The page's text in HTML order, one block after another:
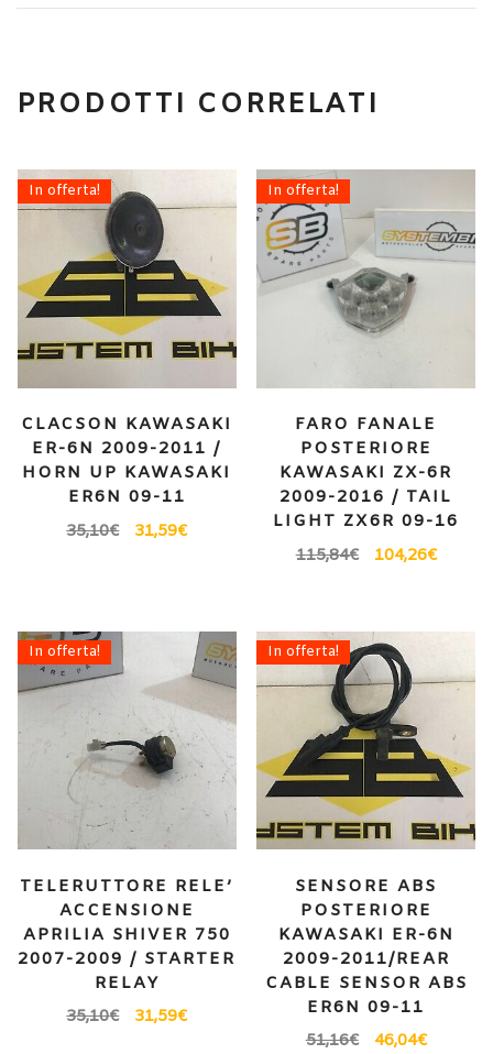
PRODOTTI CORRELATI
In offerta!
CLACSON KAWASAKI
ER-6N 2009-2011 /
HORN UP KAWASAKI
ER6N 09-11
35,10€ 31,59€
In offerta!
FARO FANALE
POSTERIORE
KAWASAKI ZX-6R
2009-2016 / TAIL
LIGHT ZX6R 09-16
115,84€ 104,26€
In offerta!
TELERUTTORE RELE’
ACCENSIONE
APRILIA SHIVER 750
2007-2009 / STARTER
RELAY
35,10€ 31,59€
In offerta!
SENSORE ABS
POSTERIORE
KAWASAKI ER-6N
2009-2011/REAR
CABLE SENSOR ABS
ER6N 09-11
51,16€ 46,04€